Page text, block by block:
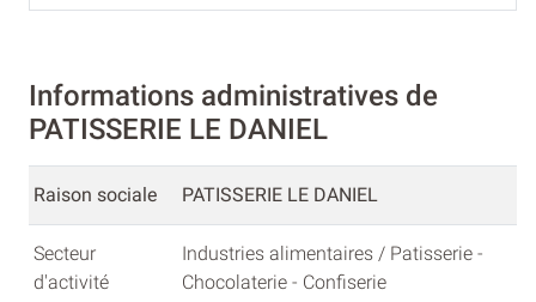
Informations administratives de
PATISSERIE LE DANIEL
Raison sociale PATISSERIE LE DANIEL
Secteur
d'activité
Industries alimentaires / Patisserie -
Chocolaterie - Confiserie